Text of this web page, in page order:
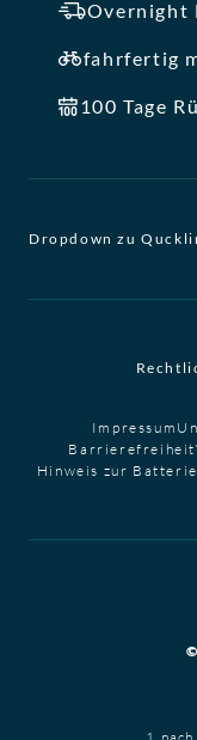
Overnight
fahrfertig
100 Tage
Dropdown zu
Impressum
Barrierefreiheit
Hinweis zur